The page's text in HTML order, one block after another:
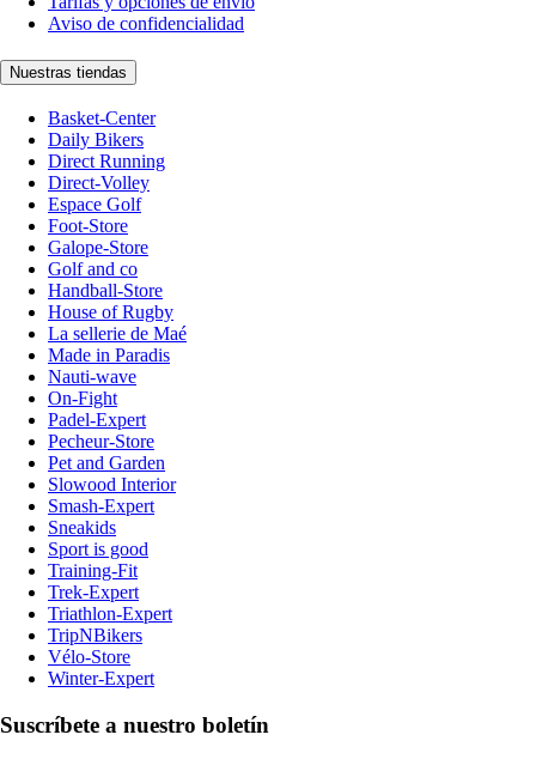
Aviso de confidencialidad
Nuestras tiendas
Basket-Center
Daily Bikers
Direct Running
Direct-Volley
Espace Golf
Foot-Store
Galope-Store
Golf and co
Handball-Store
House of Rugby
La sellerie de Maé
Made in Paradis
Nauti-wave
On-Fight
Padel-Expert
Pecheur-Store
Pet and Garden
Slowood Interior
Smash-Expert
Sneakids
Sport is good
Training-Fit
Trek-Expert
Triathlon-Expert
TripNBikers
Vélo-Store
Winter-Expert
Suscríbete a nuestro boletín